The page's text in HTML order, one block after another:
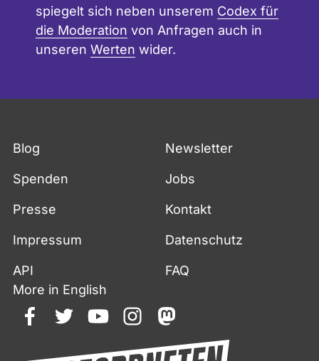
spiegelt sich neben unserem Codex für
die Moderation von Anfragen auch in
unseren Werten wider.
Blog Newsletter
Spenden Jobs
Presse Kontakt
Impressum Datenschutz
API
FAQ
More in English
facebooktwitteryoutubeinstagrammastodon